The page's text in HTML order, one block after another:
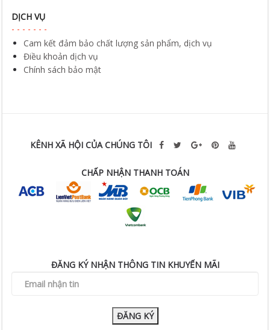
DỊCH VỤ
Cam kết đảm bảo chất lượng sản phẩm, dịch vụ
Điều khoản dịch vụ
Chính sách bảo mật
KÊNH XÃ HỘI CỦA CHÚNG TÔI
CHẤP NHẬN THANH TOÁN
ĐĂNG KÝ NHẬN THÔNG TIN KHUYẾN MÃI
ĐĂNG KÝ